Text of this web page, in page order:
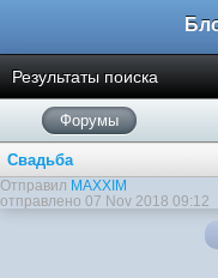
Результаты поиска
Форумы
Свадьба
Отправил MAXXIM
отправлено 07 Nov 2018 09:12